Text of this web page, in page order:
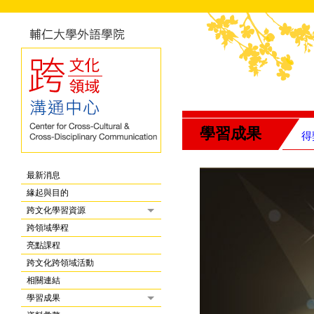
最新消息
緣起與目的
跨文化學習資源
跨領域學程
亮點課程
跨文化跨領域活動
相關連結
學習成果
學習成果 得